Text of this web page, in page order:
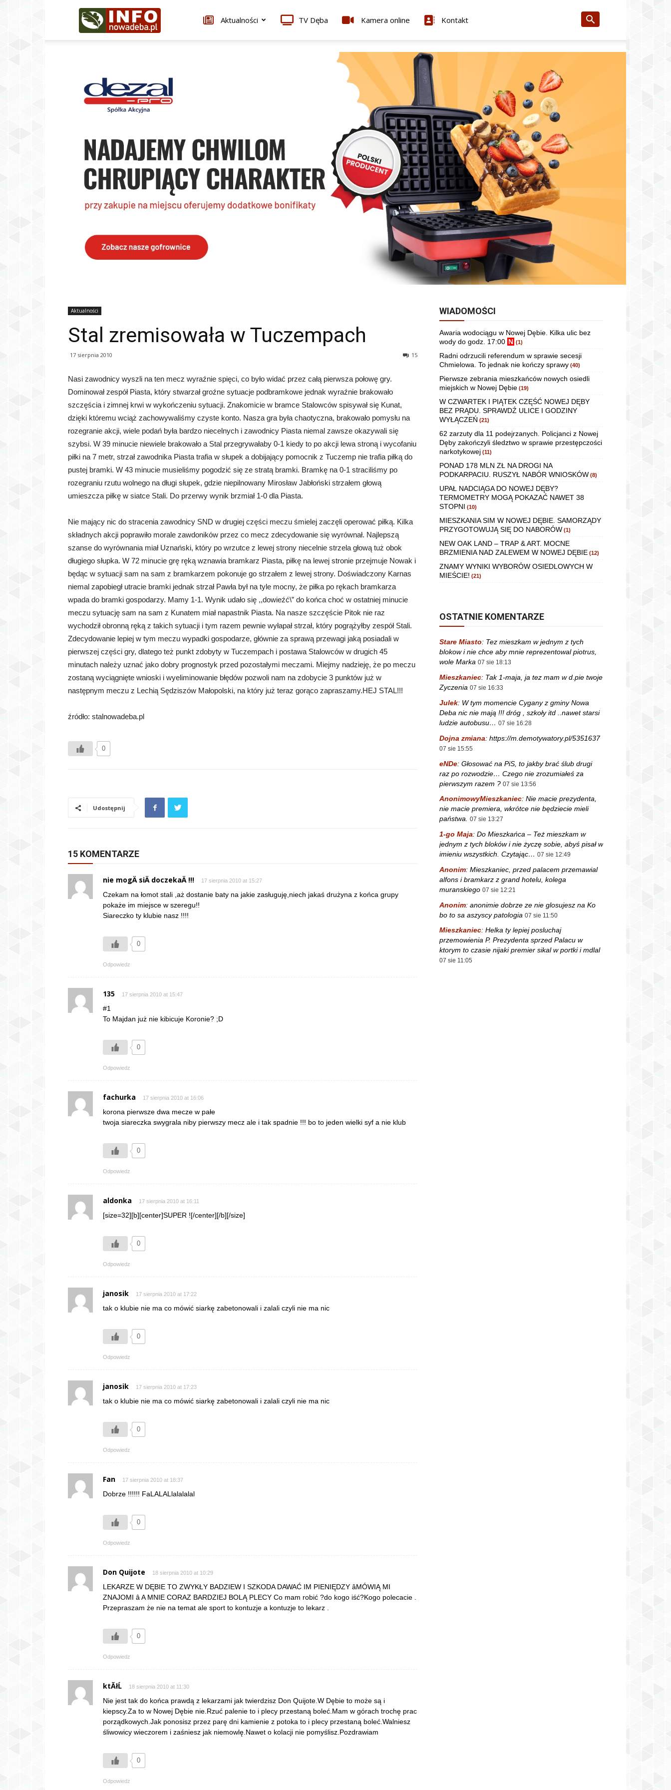
Infonowadeba.pl Aktualności TV Dęba Kamera online Kontakt
Aktualności
Stal zremisowała w Tuczempach
17 sierpnia 2010 15
Nasi zawodnicy wyszli na ten mecz wyraźnie spięci, co było widać przez całą pierwsza połowę gry.
Dominował zespół Piasta, który stwarzał groźne sytuacje podbramkowe jednak wyraźnie brakowało
szczęścia i zimnej krwi w wykończeniu sytuacji. Znakomicie w bramce Stalowców spisywał się Kunat,
dzięki któremu wciąż zachowywaliśmy czyste konto. Nasza gra była chaotyczna, brakowało pomysłu na
rozegranie akcji, wiele podań była bardzo niecelnych i zawodnicy Piasta niemal zawsze okazywali się
szybsi. W 39 minucie niewiele brakowało a Stal przegrywałaby 0-1 kiedy to po akcji lewa stroną i wycofaniu
piłki na 7 metr, strzał zawodnika Piasta trafia w słupek a dobijający pomocnik z Tuczemp nie trafia piłką do
pustej bramki. W 43 minucie musieliśmy pogodzić się ze stratą bramki. Bramkę na 0-1 straciliśmy po
rozegraniu rzutu wolnego na długi słupek, gdzie niepilnowany Mirosław Jabłoński strzałem głową
umieszcza piłkę w siatce Stali. Do przerwy wynik brzmiał 1-0 dla Piasta.
Nie mający nic do stracenia zawodnicy SND w drugiej części meczu śmielej zaczęli operować piłką. Kilka
składnych akcji poprawiło morale zawdoników przez co mecz zdecydowanie się wyrównał. Najlepszą
szanse do wyrównania miał Uznański, który po wrzutce z lewej strony niecelnie strzela głową tuż obok
długiego słupka. W 72 minucie grę ręką wznawia bramkarz Piasta, piłkę na lewej stronie przejmuje Nowak i
będąc w sytuacji sam na sam z bramkarzem pokonuje go strzałem z lewej strony. Doświadczony Karnas
niemal zapobiegł utracie bramki jednak strzał Pawła był na tyle mocny, że piłka po rękach bramkarza
wpada do bramki gospodarzy. Mamy 1-1. Wynik udało się ,,dowieźć\” do końca choć w ostatniej minucie
meczu sytuację sam na sam z Kunatem miał napastnik Piasta. Na nasze szczęście Pitok nie raz
wychodził obronną ręką z takich sytuacji i tym razem pewnie wyłapał strzał, który pogrążyłby zespół Stali.
Zdecydowanie lepiej w tym meczu wypadki gospodarze, głównie za sprawą przewagi jaką posiadali w
pierwszej części gry, dlatego też punkt zdobyty w Tuczempach i postawa Stalowców w drugich 45
minutach należy uznać jako dobry prognostyk przed pozostałymi meczami. Miejmy nadzieję, że po meczu
zostaną wyciągnięte wnioski i wyeliminowanie błędów pozwoli nam na zdobycie 3 punktów już w
następnym meczu z Lechią Sędziszów Małopolski, na który już teraz gorąco zapraszamy.HEJ STAL!!!
źródło: stalnowadeba.pl
0
Udostępnij
15 KOMENTARZE
nie mogÄ siÄ doczekaÄ !!! 17 sierpnia 2010 at 15:27
Czekam na łomot stali ,aż dostanie baty na jakie zasługuję,niech jakaś drużyna z końca grupy
pokaże im miejsce w szeregu!!
Siareczko ty klubie nasz !!!!
0
Odpowiedz
135 17 sierpnia 2010 at 15:47
#1
To Majdan już nie kibicuje Koronie? ;D
0
Odpowiedz
fachurka 17 sierpnia 2010 at 16:06
korona pierwsze dwa mecze w pałe
twoja siareczka swygrala niby pierwszy mecz ale i tak spadnie !!! bo to jeden wielki syf a nie klub
0
Odpowiedz
aldonka 17 sierpnia 2010 at 16:11
[size=32][b][center]SUPER ![/center][/b][/size]
0
Odpowiedz
janosik 17 sierpnia 2010 at 17:22
tak o klubie nie ma co mówić siarkę zabetonowali i zalali czyli nie ma nic
0
Odpowiedz
janosik 17 sierpnia 2010 at 17:23
tak o klubie nie ma co mówić siarkę zabetonowali i zalali czyli nie ma nic
0
Odpowiedz
Fan 17 sierpnia 2010 at 18:37
Dobrze !!!!!! FaLALALlalalalal
0
Odpowiedz
Don Quijote 18 sierpnia 2010 at 10:29
LEKARZE W DĘBIE TO ZWYKŁY BADZIEW I SZKODA DAWAĆ IM PIENIĘDZY âMÓWIĄ MI
ZNAJOMI â A MNIE CORAZ BARDZIEJ BOLĄ PLECY Co mam robić ?do kogo iść?Kogo polecacie .
Przepraszam że nie na temat ale sport to kontuzje a kontuzje to lekarz .
0
Odpowiedz
ktĂłĹ 18 sierpnia 2010 at 11:30
Nie jest tak do końca prawdą z lekarzami jak twierdzisz Don Quijote.W Dębie to może są i
kiepscy.Za to w Nowej Dębie nie.Rzuć palenie to i plecy przestaną boleć.Mam w górach trochę prac
porządkowych.Jak ponosisz przez parę dni kamienie z potoka to i plecy przestaną boleć.Walniesz
śliwowicy wieczorem i zaśniesz jak niemowlę.Nawet o kolacji nie pomyślisz.Pozdrawiam
0
Odpowiedz
WIADOMOŚCI
Awaria wodociągu w Nowej Dębie. Kilka ulic bez
wody do godz. 17:00 N (1)
Radni odrzucili referendum w sprawie secesji
Chmielowa. To jednak nie kończy sprawy (40)
Pierwsze zebrania mieszkańców nowych osiedli
miejskich w Nowej Dębie (19)
W CZWARTEK I PIĄTEK CZĘŚĆ NOWEJ DĘBY
BEZ PRĄDU. SPRAWDŹ ULICE I GODZINY
WYŁĄCZEŃ (21)
62 zarzuty dla 11 podejrzanych. Policjanci z Nowej
Dęby zakończyli śledztwo w sprawie przestępczości
narkotykowej (11)
PONAD 178 MLN ZŁ NA DROGI NA
PODKARPACIU. RUSZYŁ NABÓR WNIOSKÓW (8)
UPAŁ NADCIĄGA DO NOWEJ DĘBY?
TERMOMETRY MOGĄ POKAZAĆ NAWET 38
STOPNI (10)
MIESZKANIA SIM W NOWEJ DĘBIE. SAMORZĄDY
PRZYGOTOWUJĄ SIĘ DO NABORÓW (1)
NEW OAK LAND – TRAP & ART. MOCNE
BRZMIENIA NAD ZALEWEM W NOWEJ DĘBIE (12)
ZNAMY WYNIKI WYBORÓW OSIEDLOWYCH W
MIEŚCIE! (21)
OSTATNIE KOMENTARZE
Stare Miasto: Tez mieszkam w jednym z tych
blokow i nie chce aby mnie reprezentowal piotrus,
wole Marka 07 sie 18:13
Mieszkaniec: Tak 1-maja, ja tez mam w d.pie twoje
Zyczenia 07 sie 16:33
Julek: W tym momencie Cygany z gminy Nowa
Deba nic nie mają !!! dróg , szkoły itd ..nawet starsi
ludzie autobusu… 07 sie 16:28
Dojna zmiana: https://m.demotywatory.pl/5351637
07 sie 15:55
eNDe: Głosować na PiS, to jakby brać ślub drugi
raz po rozwodzie… Czego nie zrozumiałeś za
pierwszym razem ? 07 sie 13:56
AnonimowyMieszkaniec: Nie macie prezydenta,
nie macie premiera, wkrótce nie będziecie mieli
państwa. 07 sie 13:27
1-go Maja: Do Mieszkańca – Też mieszkam w
jednym z tych bloków i nie życzę sobie, abyś pisał w
imieniu wszystkich. Czytając… 07 sie 12:49
Anonim: Mieszkaniec, przed palacem przemawial
alfons i bramkarz z grand hotelu, kolega
muranskiego 07 sie 12:21
Anonim: anonimie dobrze ze nie glosujesz na Ko
bo to sa aszyscy patologia 07 sie 11:50
Mieszkaniec: Helka ty lepiej posluchaj
przemowienia P. Prezydenta sprzed Palacu w
ktorym to czasie nijaki premier sikal w portki i mdlal
07 sie 11:05